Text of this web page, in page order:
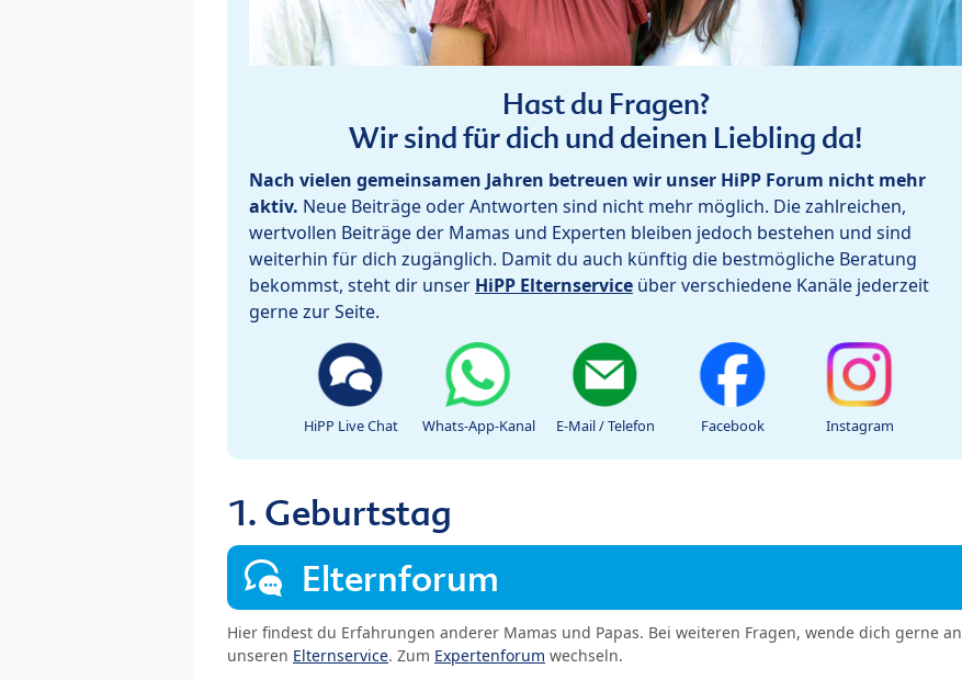
Hast du Fragen?
Wir sind für dich und deinen Liebling da!
Nach vielen gemeinsamen Jahren betreuen wir unser HiPP Forum nicht mehr
aktiv. Neue Beiträge oder Antworten sind nicht mehr möglich. Die zahlreichen,
wertvollen Beiträge der Mamas und Experten bleiben jedoch bestehen und sind
weiterhin für dich zugänglich. Damit du auch künftig die bestmögliche Beratung
bekommst, steht dir unser HiPP Elternservice über verschiedene Kanäle jederzeit
gerne zur Seite.
HiPP Live Chat Whats-App-Kanal E-Mail / Telefon Facebook Instagram
1. Geburtstag
Elternforum
Hier findest du Erfahrungen anderer Mamas und Papas. Bei weiteren Fragen, wende dich gerne an
unseren Elternservice. Zum Expertenforum wechseln.